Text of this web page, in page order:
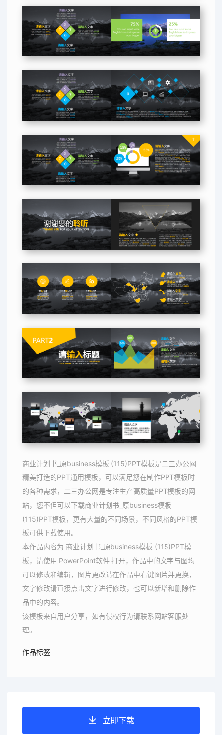
商业计划书_原business模板 (115)PPT模板是二三办公网
精美打造的PPT通用模板，可以满足您在制作PPT模板时
的各种需求，二三办公网是专注生产高质量PPT模板的网
站，您不但可以下载商业计划书_原business模板
(115)PPT模板，更有大量的不同场景，不同风格的PPT模
板可供下载使用。
本作品内容为 商业计划书_原business模板 (115)PPT模
板，请使用 PowerPoint软件 打开，作品中的文字与图均
可以修改和编辑，图片更改请在作品中右键图片并更换，
文字修改请直接点击文字进行修改，也可以新增和删除作
品中的内容。
该模板来自用户分享，如有侵权行为请联系网站客服处
理。
作品标签
立即下载